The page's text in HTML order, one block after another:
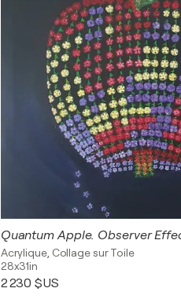
Quantum Apple. Observer
Acrylique, Collage sur Toile
28x31in
2 230 $US